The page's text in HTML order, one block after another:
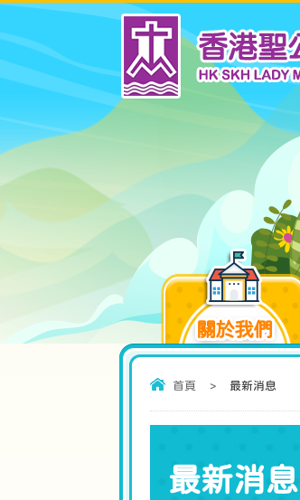
關於我們
首頁 > 最新消息
最新消